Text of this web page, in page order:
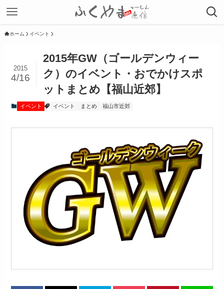
ホーム イベント
2015年GW（ゴールデンウィー
ク）のイベント・おでかけスポ
ットまとめ【福山近郊】
2015
4/16
イベント イベント まとめ 福山市近郊